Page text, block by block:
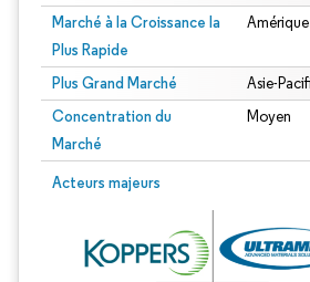
Marché à la Croissance la
Plus Rapide
Plus Grand Marché Asie-
Concentration du
Marché
Moyen
Acteurs majeurs
Image © Mordor Intelligence. La réutilisation